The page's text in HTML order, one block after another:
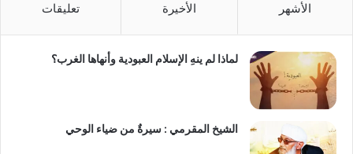
الأشهر الأخيرة تعليقات
لماذا لم ينهِ الإسلام العبودية وأنهاها الغرب؟
الشيخ المقرمي : سيرةٌ من ضياء الوحي